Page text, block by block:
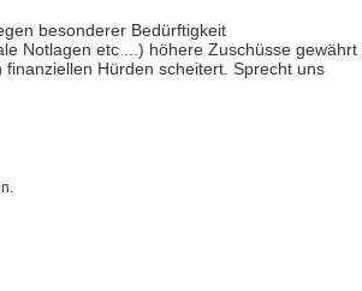
besonderer Bedürftigkeit
Notlagen etc ...) höhere Zuschüsse gewährt
Hürden scheitert. Sprecht uns